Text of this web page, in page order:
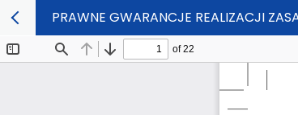
PRAWNE GWARANCJE REALIZACJI